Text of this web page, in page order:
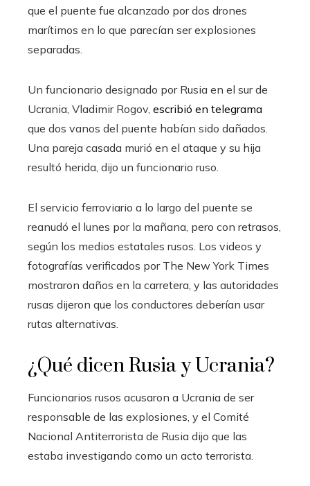
que el puente fue alcanzado por dos drones
marítimos en lo que parecían ser explosiones
separadas.
Un funcionario designado por Rusia en el sur de
Ucrania, Vladimir Rogov, escribió en telegrama
que dos vanos del puente habían sido dañados.
Una pareja casada murió en el ataque y su hija
resultó herida, dijo un funcionario ruso.
El servicio ferroviario a lo largo del puente se
reanudó el lunes por la mañana, pero con retrasos,
según los medios estatales rusos. Los videos y
fotografías verificados por The New York Times
mostraron daños en la carretera, y las autoridades
rusas dijeron que los conductores deberían usar
rutas alternativas.
¿Qué dicen Rusia y Ucrania?
Funcionarios rusos acusaron a Ucrania de ser
responsable de las explosiones, y el Comité
Nacional Antiterrorista de Rusia dijo que las
estaba investigando como un acto terrorista.